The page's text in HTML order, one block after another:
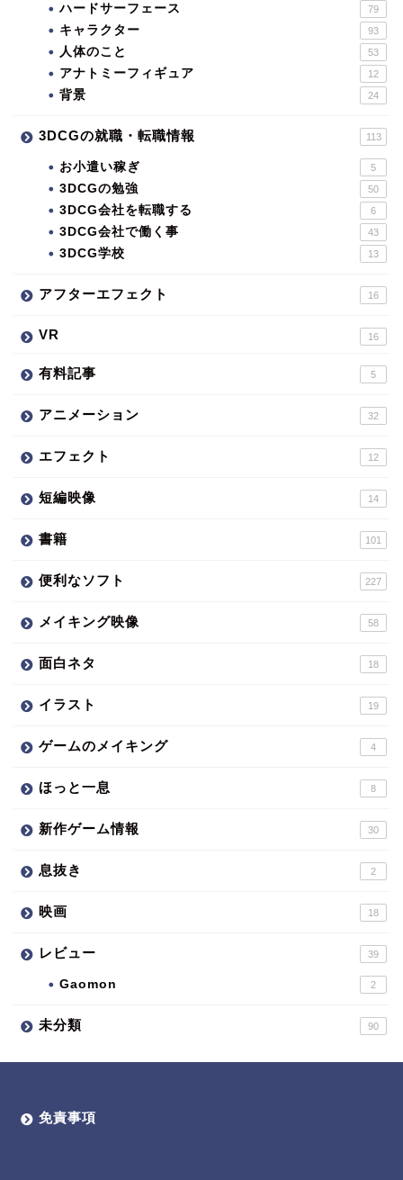
ハードサーフェース 79
キャラクター 93
人体のこと 53
アナトミーフィギュア 12
背景 24
3DCGの就職・転職情報 113
お小遣い稼ぎ 5
3DCGの勉強 50
3DCG会社を転職する 6
3DCG会社で働く事 43
3DCG学校 13
アフターエフェクト 16
VR 16
有料記事 5
アニメーション 32
エフェクト 12
短編映像 14
書籍 101
便利なソフト 227
メイキング映像 58
面白ネタ 18
イラスト 19
ゲームのメイキング 4
ほっと一息 8
新作ゲーム情報 30
息抜き 2
映画 18
レビュー 39
Gaomon 2
未分類 90
免責事項